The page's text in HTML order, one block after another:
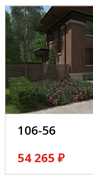
106-56
54 265 ₽